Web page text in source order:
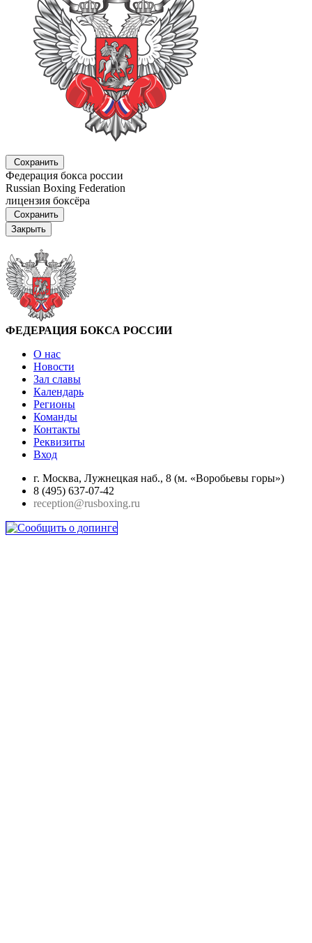
Сохранить
Федерация бокса россии
Russian Boxing Federation
лицензия боксёра
Сохранить
Закрыть
ФЕДЕРАЦИЯ БОКСА РОССИИ
О нас
Новости
Зал славы
Календарь
Регионы
Команды
Контакты
Реквизиты
Вход
г. Москва, Лужнецкая наб., 8 (м. «Воробьевы горы»)
8 (495) 637-07-42
reception@rusboxing.ru